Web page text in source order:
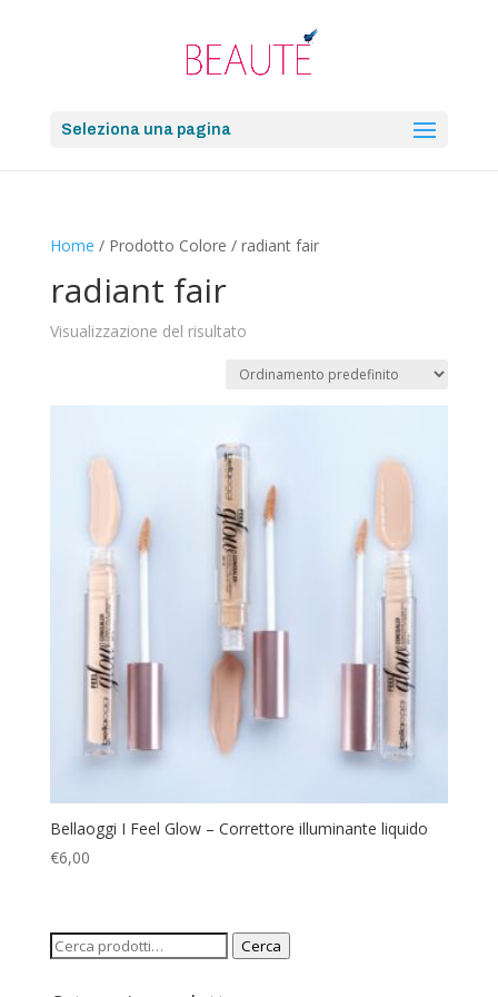
Seleziona una pagina
Home / Prodotto Colore / radiant fair
radiant fair
Visualizzazione del risultato
Bellaoggi I Feel Glow – Correttore illuminante liquido
€6,00
Cerca: Cerca